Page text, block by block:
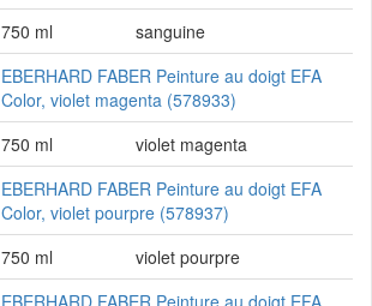
750 ml
sanguine
EBERHARD FABER Peinture au doigt EFA
Color, violet magenta (578933)
750 ml
violet magenta
EBERHARD FABER Peinture au doigt EFA
Color, violet pourpre (578937)
750 ml
violet pourpre
EBERHARD FABER Peinture au doigt EFA